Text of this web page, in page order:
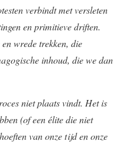
verbindt met versleten
en primitieve driften.
wrede trekken, die
inhoud, die we dan
niet plaats vindt. Het is
(of een élite die niet
van onze tijd en onze